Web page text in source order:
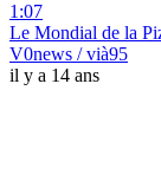
1:07
Le Mondial de la
V0news / vià95
il y a 14 ans